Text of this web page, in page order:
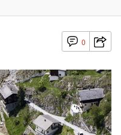
0